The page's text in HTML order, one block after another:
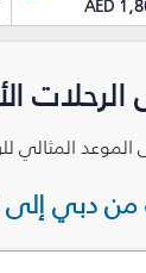
AED
الرحلات
الموعد
من دبي